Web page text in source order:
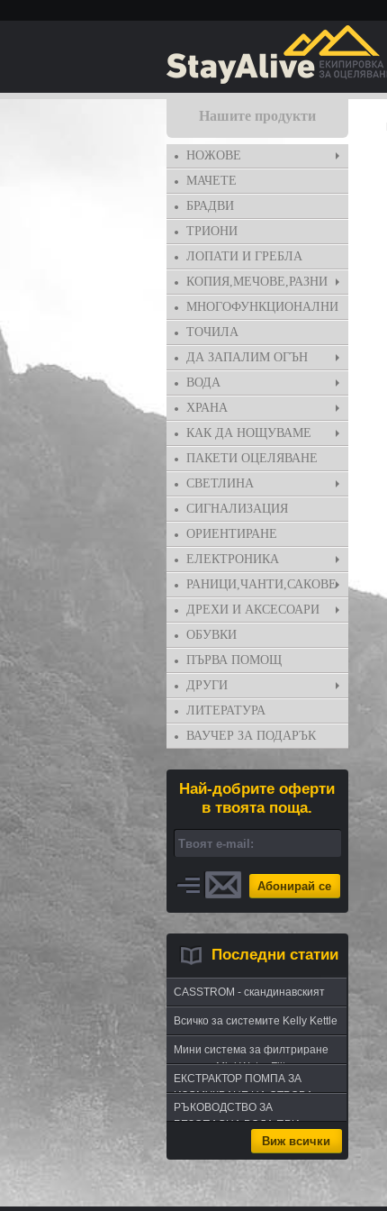
Нашите продукти
НОЖОВЕ
МАЧЕТЕ
БРАДВИ
ТРИОНИ
ЛОПАТИ И ГРЕБЛА
КОПИЯ,МЕЧОВЕ,РАЗНИ
МНОГОФУНКЦИОНАЛНИ
ТОЧИЛА
ДА ЗАПАЛИМ ОГЪН
ВОДА
ХРАНА
КАК ДА НОЩУВАМЕ
ПАКЕТИ ОЦЕЛЯВАНЕ
СВЕТЛИНА
СИГНАЛИЗАЦИЯ
ОРИЕНТИРАНЕ
ЕЛЕКТРОНИКА
РАНИЦИ,ЧАНТИ,САКОВЕ
ДРЕХИ И АКСЕСОАРИ
ОБУВКИ
ПЪРВА ПОМОЩ
ДРУГИ
ЛИТЕРАТУРА
ВАУЧЕР ЗА ПОДАРЪК
Най-добрите оферти
в твоята поща.
Абонирай се
Последни статии
CASSTROM - скандинавският
път в оцеляването или
бушкрафт по лапландски
Всичко за системите Kelly Kettle
Мини система за филтриране
на вода Mini Water Filter
ЕКСТРАКТОР ПОМПА ЗА
ИЗСМУКВАНЕ НА ОТРОВА -
комплект за извличане на
РЪКОВОДСТВО ЗА
БЕЗОПАСНА ВОДА ПРИ
Виж всички